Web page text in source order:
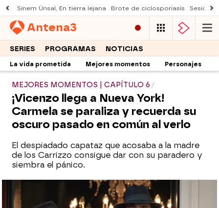
Sinem Ünsal, En tierra lejana Brote de ciclosporiasis Sesión
Antena3
SERIES PROGRAMAS NOTICIAS
La vida prometida Mejores momentos Personajes
MEJORES MOMENTOS | CAPÍTULO 6
¡Vicenzo llega a Nueva York!
Carmela se paraliza y recuerda su
oscuro pasado en común al verlo
El despiadado capataz que acosaba a la madre
de los Carrizzo consigue dar con su paradero y
siembra el pánico.
¡Su obsesión no tiene límites! Vicenzo
mata a sangre fría al marido de Carmela